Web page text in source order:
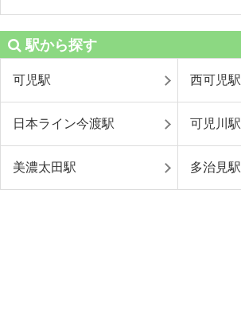
駅から探す
可児駅 西可児駅
日本ライン今渡駅 可児川駅
美濃太田駅 多治見駅